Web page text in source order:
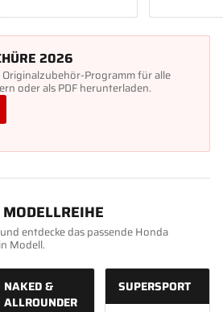
2026
Programm für alle
oder als PDF herunterladen.
entdecke das passende Honda
Modell.
NAKED &
ALLROUNDER
SUPERSPORT